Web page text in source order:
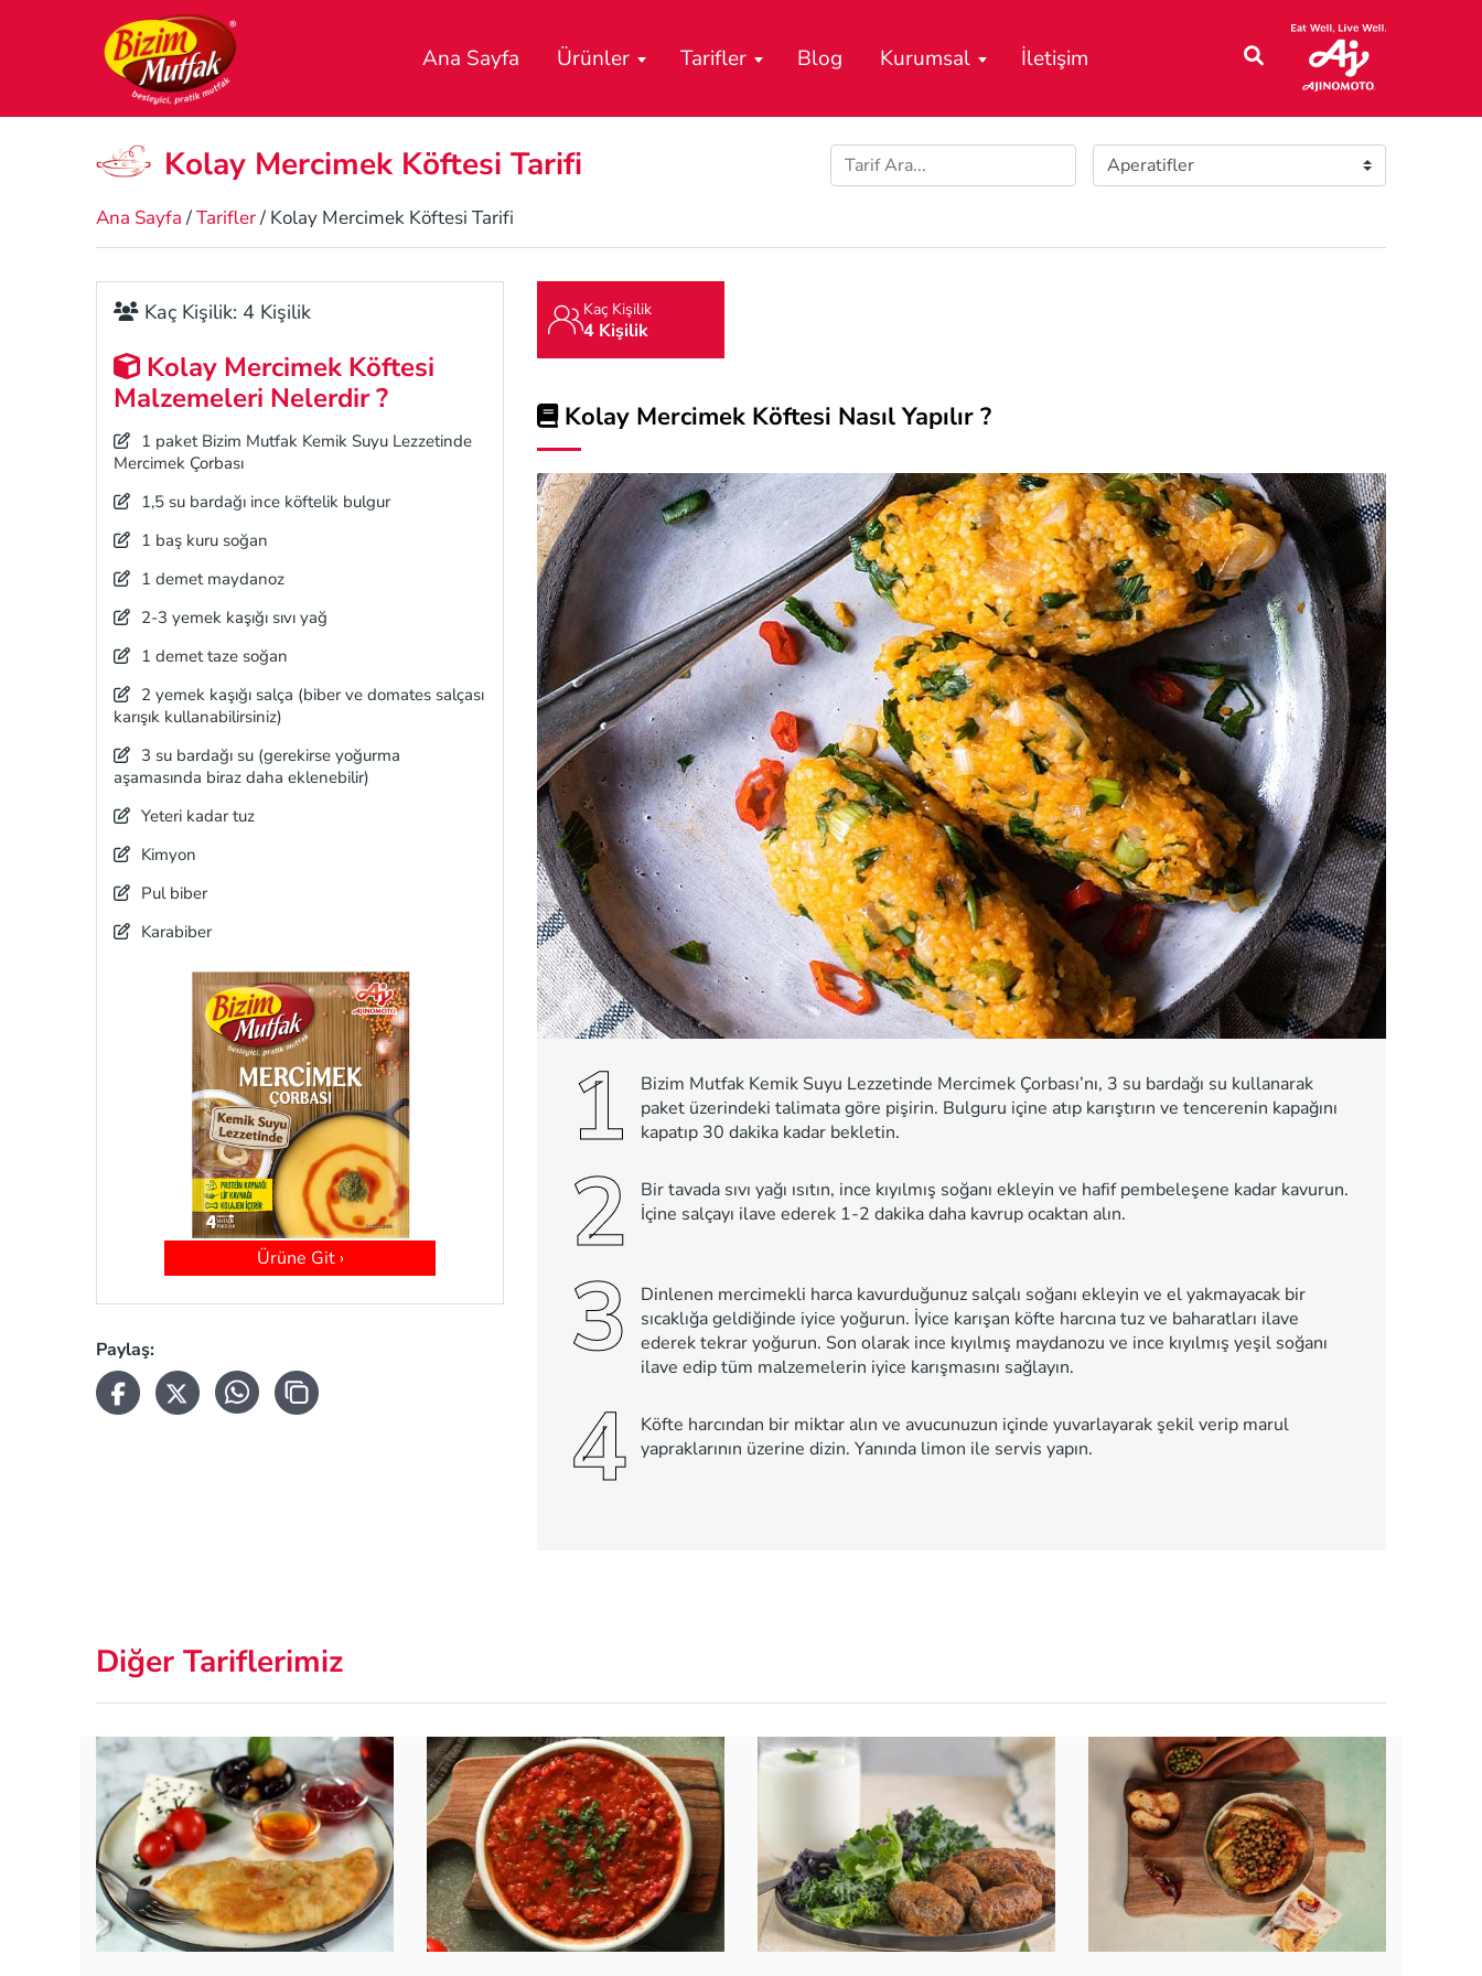
Ana Sayfa Ürünler Tarifler Blog Kurumsal İletişim
Kolay Mercimek Köftesi Tarifi
Ana Sayfa /Tarifler/ Kolay Mercimek Köftesi Tarifi
Kaç Kişilik: 4 Kişilik
Kolay Mercimek Köftesi
Malzemeleri Nelerdir ?
1 paket Bizim Mutfak Kemik Suyu Lezzetinde
Mercimek Çorbası
1,5 su bardağı ince köftelik bulgur
1 baş kuru soğan
1 demet maydanoz
2-3 yemek kaşığı sıvı yağ
1 demet taze soğan
2 yemek kaşığı salça (biber ve domates salçası
karışık kullanabilirsiniz)
3 su bardağı su (gerekirse yoğurma
aşamasında biraz daha eklenebilir)
Yeteri kadar tuz
Kimyon
Pul biber
Karabiber
Ürüne Git ›
Paylaş:
Kaç Kişilik
4 Kişilik
Kolay Mercimek Köftesi Nasıl Yapılır ?
1
Bizim Mutfak Kemik Suyu Lezzetinde Mercimek Çorbası’nı, 3 su bardağı su kullanarak
paket üzerindeki talimata göre pişirin. Bulguru içine atıp karıştırın ve tencerenin kapağını
kapatıp 30 dakika kadar bekletin.
2
Bir tavada sıvı yağı ısıtın, ince kıyılmış soğanı ekleyin ve hafif pembeleşene kadar kavurun.
İçine salçayı ilave ederek 1-2 dakika daha kavrup ocaktan alın.
3
Dinlenen mercimekli harca kavurduğunuz salçalı soğanı ekleyin ve el yakmayacak bir
sıcaklığa geldiğinde iyice yoğurun. İyice karışan köfte harcına tuz ve baharatları ilave
ederek tekrar yoğurun. Son olarak ince kıyılmış maydanozu ve ince kıyılmış yeşil soğanı
ilave edip tüm malzemelerin iyice karışmasını sağlayın.
4
Köfte harcından bir miktar alın ve avucunuzun içinde yuvarlayarak şekil verip marul
yapraklarının üzerine dizin. Yanında limon ile servis yapın.
Diğer Tariflerimiz